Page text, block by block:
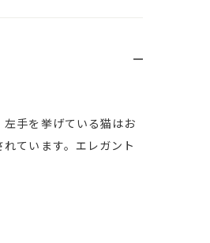
手を挙げている猫はお
ています。エレガント